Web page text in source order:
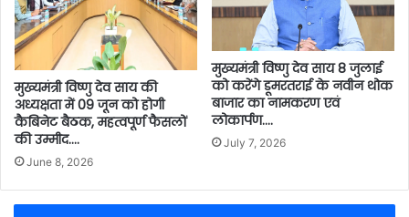
मुख्यमंत्री विष्णु देव साय की
अध्यक्षता में 09 जून को होगी
कैबिनेट बैठक, महत्वपूर्ण फैसलों
की उम्मीद….
June 8, 2026
मुख्यमंत्री विष्णु देव साय 8 जुलाई
को करेंगे डूमरतराई के नवीन थोक
बाजार का नामकरण एवं
लोकार्पण….
July 7, 2026